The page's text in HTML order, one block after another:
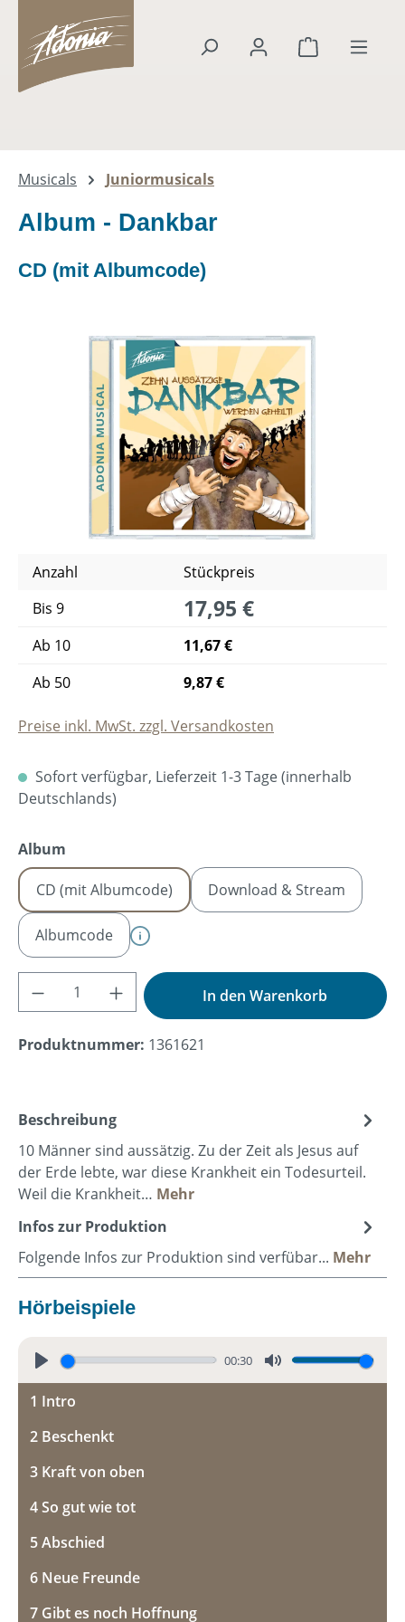
springen
Warenkorb
Musicals Juniormusicals
Album - Dankbar
CD (mit Albumcode)
Bildergalerie überspringen
Anzahl
Stückpreis
Bis 9 17,95 €
Ab 10
11,67 €
Ab 50 9,87 €
Preise inkl. MwSt. zzgl. Versandkosten
Sofort verfügbar, Lieferzeit 1-3 Tage (innerhalb
Deutschlands)
Album
CD (mit Albumcode) Download & Stream
Albumcode
Produkt Anzahl: Gib den gewünschten
In den Warenkorb
Produktnummer: 1361621
Beschreibung
10 Männer sind aussätzig. Zu der Zeit als Jesus auf
der Erde lebte, war diese Krankheit ein Todesurteil.
Weil die Krankheit… Mehr
Infos zur Produktion
Folgende Infos zur Produktion sind verfübar... Mehr
Hörbeispiele
P
l
a
00:30
M
1 Intro
2 Beschenkt
3 Kraft von oben
4 So gut wie tot
5 Abschied
6 Neue Freunde
7 Gibt es noch Hoffnung